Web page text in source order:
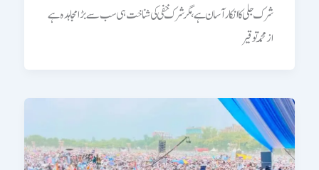
شرک جلی کا انکار آسان ہے، مگر شرک خفی کی شناخت ہی سب سے بڑا مجاہدہ ہے
ازــــــــــ محمد توقیر